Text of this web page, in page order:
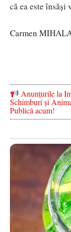
că ea este însăși
Carmen
Anunțurile la
Schimburi și
Publică acum!